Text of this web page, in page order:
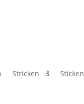
Stricken Sticken